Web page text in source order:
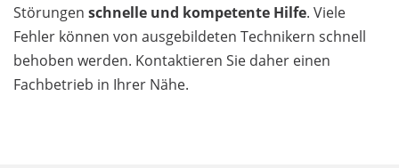
Störungen schnelle und kompetente Hilfe. Viele
Fehler können von ausgebildeten Technikern schnell
behoben werden. Kontaktieren Sie daher einen
Fachbetrieb in Ihrer Nähe.